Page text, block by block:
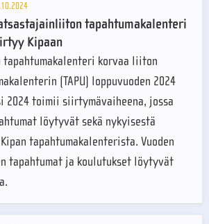
tapahtumakalenteri
Kipaan
tapahtumakalenteri korvaa liiton
(TAPU) loppuvuoden 2024
2024 toimii siirtymävaiheena, jossa
löytyvät sekä nykyisestä
tapahtumakalenterista. Vuoden
tapahtumat ja koulutukset löytyvät